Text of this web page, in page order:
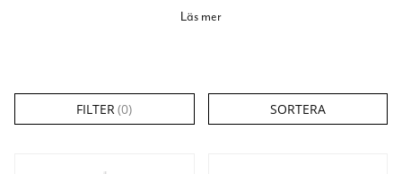
givare som specialiserar sig på olika typer av fisken i olika vatten. Vi
Läs mer
FILTER (0) SORTERA